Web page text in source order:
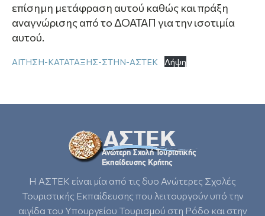
επίσημη μετάφραση αυτού καθώς και πράξη
αναγνώρισης από το ΔΟΑΤΑΠ για την ισοτιμία
αυτού.
ΑΙΤΗΣΗ-ΚΑΤΑΤΑΞΗΣ-ΣΤΗΝ-ΑΣΤΕΚ Λήψη
Η ΑΣΤΕΚ είναι μία από τις δυο Ανώτερες Σχολές
Τουριστικής Εκπαίδευσης που λειτουργούν υπό την
αιγίδα του Υπουργείου Τουρισμού στη Ρόδο και στην